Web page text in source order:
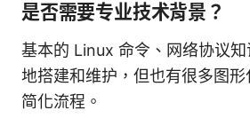
是否需要专业技术背景？
基本的 Linux 命令、网络协议
地搭建和维护，但也有很多图
简化流程。